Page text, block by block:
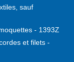
sauf
- 1393Z
et filets -